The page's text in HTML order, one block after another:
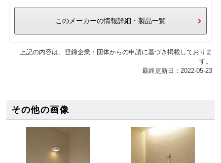
このメーカーの情報詳細・製品一覧
上記の内容は、登録企業・団体からの申請に基づき掲載しておりま
す。
最終更新日：2022-05-23
その他の画像